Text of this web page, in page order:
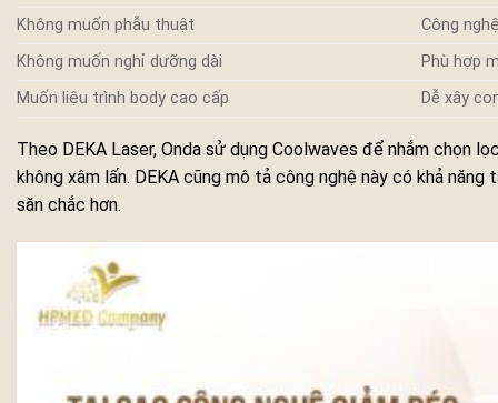
Không muốn phẫu thuật
Công
Không muốn nghỉ dưỡng dài
Phù hợp
Muốn liệu trình body cao cấp
Dễ xây
Theo DEKA Laser, Onda sử dụng Coolwaves để nhắm chọn
không xâm lấn. DEKA cũng mô tả công nghệ này có khả
săn chắc hơn.